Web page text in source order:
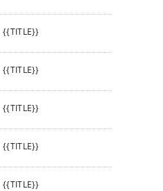
{{TITLE}}
{{TITLE}}
{{TITLE}}
{{TITLE}}
{{TITLE}}